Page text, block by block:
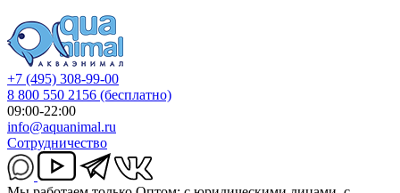
+7 (495) 308-99-00
8 800 550 2156 (бесплатно)
09:00-22:00
info@aquanimal.ru
Сотрудничество